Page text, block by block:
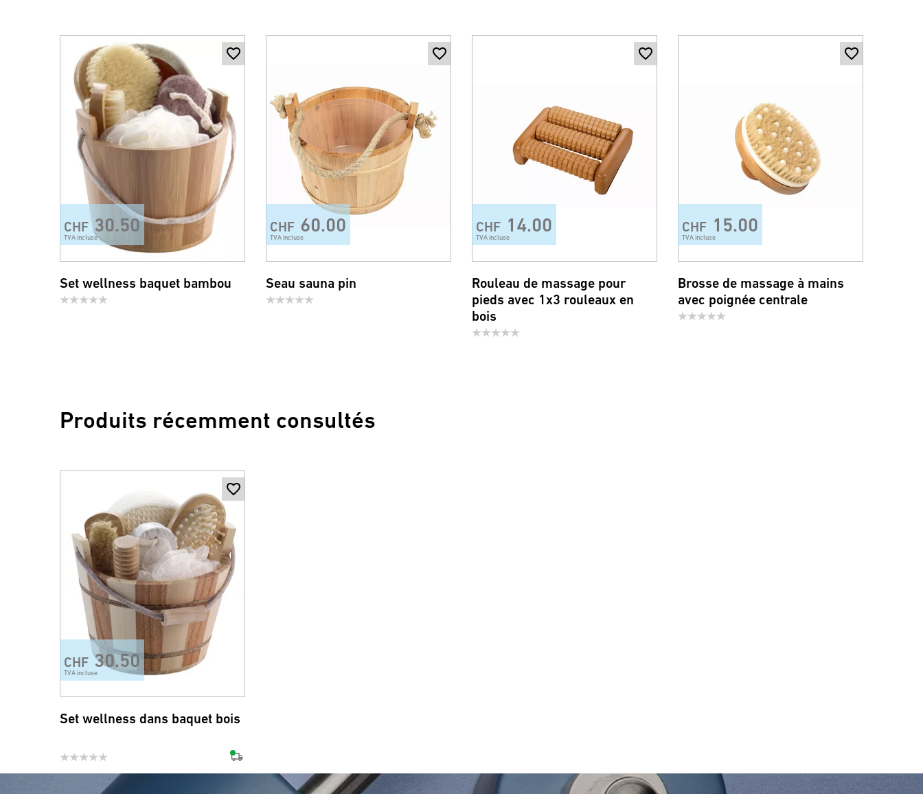
CHF 30.50
TVA incluse
Set wellness baquet bambou
CHF 60.00
TVA incluse
Seau sauna pin
CHF 14.00
TVA incluse
Rouleau de massage pour
pieds avec 1x3 rouleaux en
bois
CHF 15.00
TVA incluse
Brosse de massage à mains
avec poignée centrale
Produits récemment consultés
CHF 30.50
TVA incluse
Set wellness dans baquet bois